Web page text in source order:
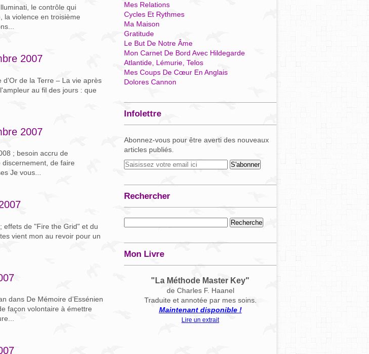
le contrôle qui
la violence en troisième
2007
d'Or de la Terre – La vie après
au fil des jours : que
2007
; besoin accru de
discernement, de faire
Je vous...
effets de "Fire the Grid" et du
vient mon au revoir pour un
dans De Mémoire d’Essénien
façon volontaire à émettre
Mes Relations
Cycles Et Rythmes
Ma Maison
Gratitude
Le But De Notre Âme
Mon Carnet De Bord Avec Hildegarde
Atlantide, Lémurie, Telos
Mes Coups De Cœur En Anglais
Dolores Cannon
Infolettre
Abonnez-vous pour être averti des nouveaux
articles publiés.
Rechercher
Mon Livre
"La Méthode Master Key"
de Charles F. Haanel
Traduite et annotée par mes soins.
Maintenant disponible !
Lire un extrait